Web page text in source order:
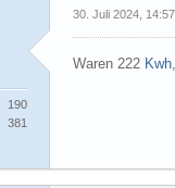
190
381
30. Juli 2024, 14:57
Waren 222 Kwh